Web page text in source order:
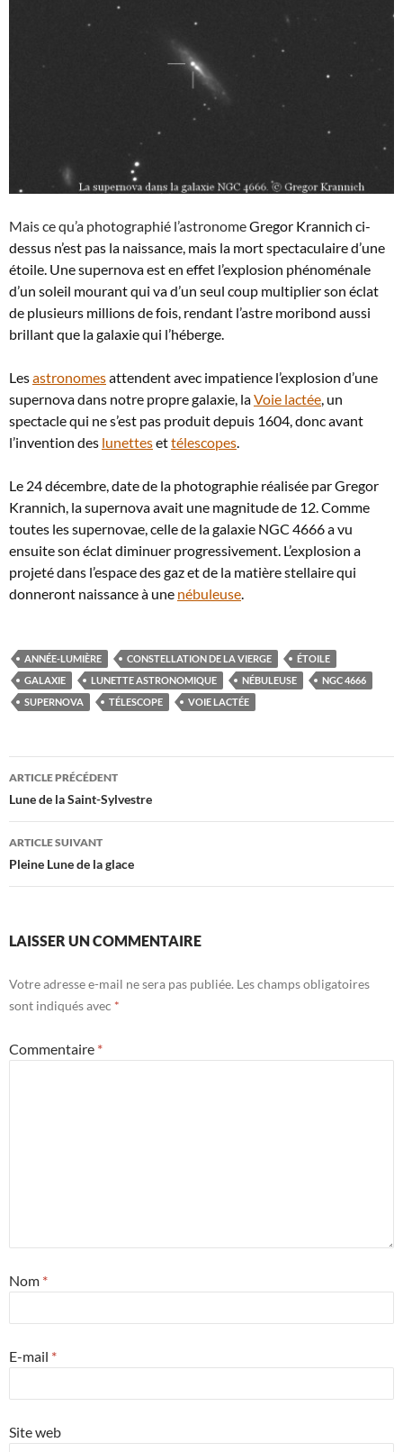
Mais ce qu’a photographié l’astronomeGregor Krannich ci-
dessus n’est pas la naissance, mais la mort spectaculaire d’une
étoile. Une supernova est en effet l’explosion phénoménale
d’un soleil mourant qui va d’un seul coup multiplier son éclat
de plusieurs millions de fois, rendant l’astre moribond aussi
brillant que la galaxie qui l’héberge.
Lesastronomesattendent avec impatience l’explosion d’une
supernova dans notre propre galaxie, laVoie lactée , un
spectacle qui ne s’est pas produit depuis 1604, donc avant
l’invention des lunettesettélescopes
Le 24 décembre, date de la photographie réalisée par Gregor
Krannich, la supernova avait une magnitude de 12. Comme
toutes les supernovae, celle de la galaxie NGC 4666 a vu
ensuite son éclat diminuer progressivement. L’explosion a
projeté dans l’espace des gaz et de la matière stellaire qui
donneront naissance à une nébuleuse
ANNÉE-LUMIÈRE CONSTELLATION DE LA VIERGE
ÉTOILE
GALAXIE
LUNETTE ASTRONOMIQUE NÉBULEUSE
NGC 4666
SUPERNOVA
TÉLESCOPE VOIE LACTÉE
Navigation
des
articles
ARTICLE PRÉCÉDENT
Lune de la Saint-Sylvestre
ARTICLE SUIVANT
Pleine Lune de la glace
LAISSER UN COMMENTAIRE
Votre adresse e-mail ne sera pas publiée. Les champs obligatoires
sont indiqués avec *
Commentaire *
Nom *
E-mail *
Site web